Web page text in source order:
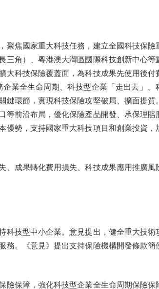
焦國家重大科技任務，建立全國科技保險
三角）、粵港澳大灣區國際科技創新中心等
大科技保險覆蓋面，為科技成果先使用後付
業全生命周期、科技型企業「走出去」、
環節，實現科技保險攻堅破局、擴面提質
前沿布局，優化保險產品開發、承保理賠
優勢，支持國家重大科技項目和創業投資，
成果轉化費用損失、科技成果應用推廣風
技型中小企業。意見提出，健全重大技術
務。《意見》提出支持保險機構開發條款簡
保障，強化科技型企業全生命周期保險保